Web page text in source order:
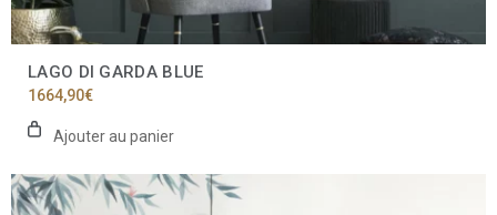
LAGO DI GARDA BLUE
1664,90€
Ajouter au panier